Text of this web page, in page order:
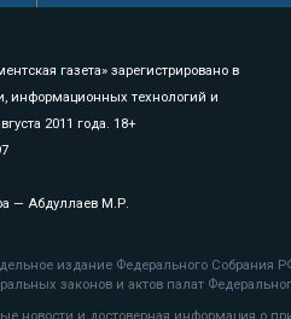
газета» зарегистрировано в
информационных технологий и
2011 года. 18+
— Абдуллаев М.Р.
издание Федерального
законов и актов палат